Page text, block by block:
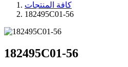
كافة المنتجات
182495C01-56
182495C01-56